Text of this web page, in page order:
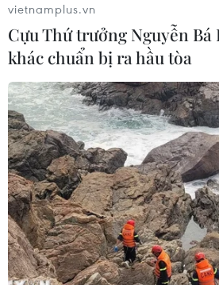
vietnamplus.vn
Cựu Thứ trưởng Nguyễn Bá
khác chuẩn bị ra hầu tòa